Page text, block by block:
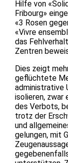
Hilfe von
Fribourg»
«3 Rosen
«Vivre
das
Zentren
Dies zeigt
geflüchtete
administrative
isolieren, zwar
des Verbots,
trotz der
und
gelungen, mit